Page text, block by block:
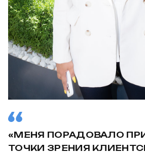
«МЕНЯ ПОРАДОВАЛО
ТОЧКИ ЗРЕНИЯ